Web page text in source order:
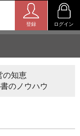
登録 ログイン
の知恵
のノウハウ